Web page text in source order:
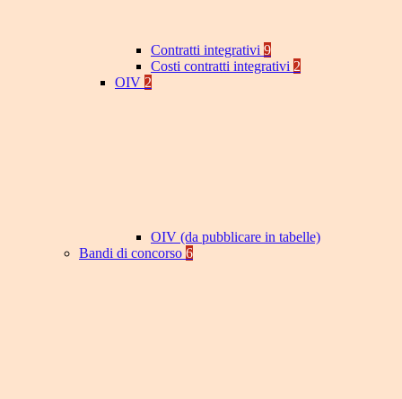
Contratti integrativi 9
Costi contratti integrativi 2
OIV 2
OIV (da pubblicare in tabelle)
Bandi di concorso 6